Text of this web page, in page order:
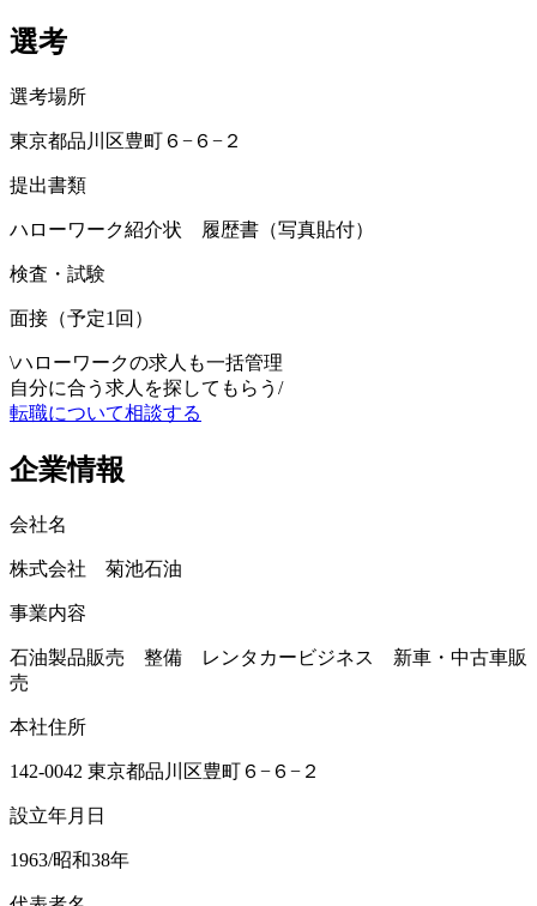
選考
選考場所
東京都品川区豊町６−６−２
提出書類
ハローワーク紹介状 履歴書（写真貼付）
検査・試験
面接（予定1回）
\ハローワークの求人も一括管理
自分に合う求人を探してもらう /
転職について相談する
企業情報
会社名
株式会社 菊池石油
事業内容
石油製品販売 整備 レンタカービジネス 新車・中古車販
売
本社住所
142-0042 東京都品川区豊町６−６−２
設立年月日
1963/昭和38年